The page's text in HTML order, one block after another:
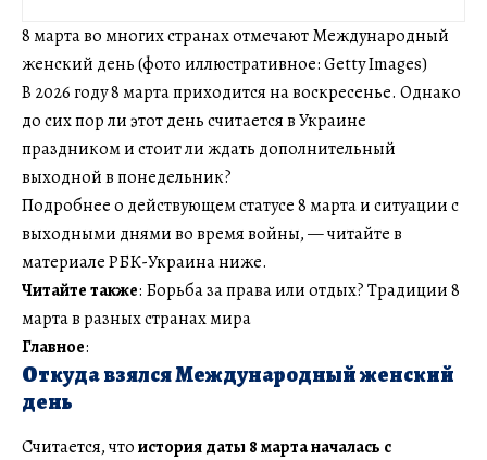
8 марта во многих странах отмечают Международный
женский день (фото иллюстративное: Getty Images)
В 2026 году 8 марта приходится на воскресенье. Однако
до сих пор ли этот день считается в Украине
праздником и стоит ли ждать дополнительный
выходной в понедельник?
Подробнее о действующем статусе 8 марта и ситуации с
выходными днями во время войны, — читайте в
материале РБК-Украина ниже.
Читайте также: Борьба за права или отдых? Традиции 8
марта в разных странах мира
Главное:
Откуда взялся Международный женский
день
Считается, чтоистория даты 8 марта началась с